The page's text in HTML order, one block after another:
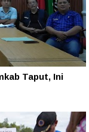
Taput, Ini